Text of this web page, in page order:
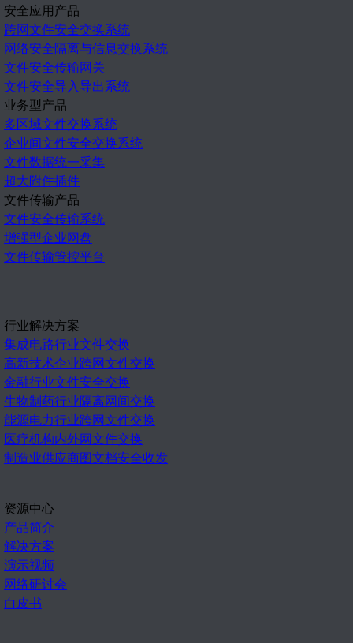
安全应用产品
跨网文件安全交换系统
网络安全隔离与信息交换系统
文件安全传输网关
文件安全导入导出系统
业务型产品
多区域文件交换系统
企业间文件安全交换系统
文件数据统一采集
超大附件插件
文件传输产品
文件安全传输系统
增强型企业网盘
文件传输管控平台
行业解决方案
集成电路行业文件交换
高新技术企业跨网文件交换
金融行业文件安全交换
生物制药行业隔离网间交换
能源电力行业跨网文件交换
医疗机构内外网文件交换
制造业供应商图文档安全收发
资源中心
产品简介
解决方案
演示视频
网络研讨会
白皮书